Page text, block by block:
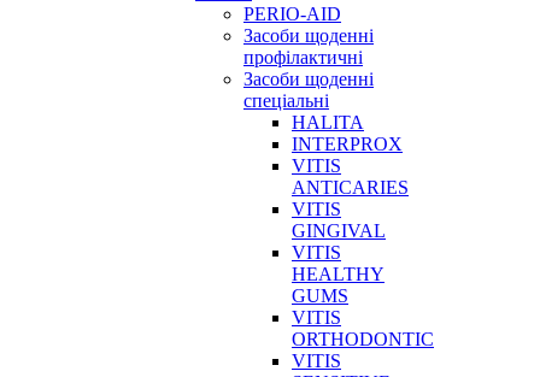
PERIO-AID
Засоби щоденні
профілактичні
Засоби щоденні
спеціальні
HALITA
INTERPROX
VITIS
ANTICARIES
VITIS
GINGIVAL
VITIS
HEALTHY
GUMS
VITIS
ORTHODONTIC
VITIS